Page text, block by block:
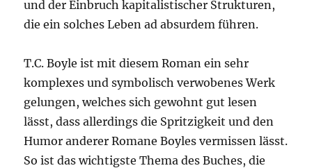
und der Einbruch kapitalistischer Strukturen,
die ein solches Leben ad absurdem führen.
T.C. Boyle ist mit diesem Roman ein sehr
komplexes und symbolisch verwobenes Werk
gelungen, welches sich gewohnt gut lesen
lässt, dass allerdings die Spritzigkeit und den
Humor anderer Romane Boyles vermissen lässt.
So ist das wichtigste Thema des Buches, die